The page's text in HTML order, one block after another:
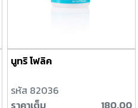
นูทริ โฟลิค
รหัส 82036
ราคาเต็ม
180.00